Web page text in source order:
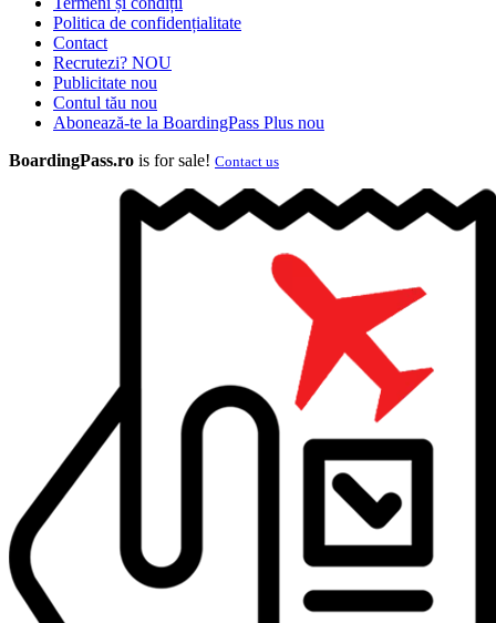
Politica de confidențialitate
Contact
Recrutezi? NOU
Publicitate nou
Contul tău nou
Abonează-te la BoardingPass Plus nou
BoardingPass.ro is for sale! Contact us